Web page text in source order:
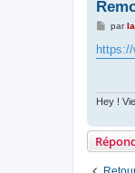
M
s
s
par
https://
Hey !